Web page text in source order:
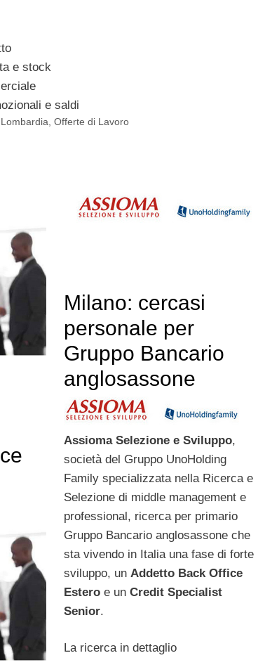
e stock
e saldi
Lombardia ,Offerte di Lavoro
Milano: cercasi
personale per
Gruppo Bancario
anglosassone
Assioma Selezione e Sviluppo,
società del Gruppo UnoHolding
Family specializzata nella Ricerca e
Selezione di middle management e
professional, ricerca per primario
Gruppo Bancario anglosassone che
sta vivendo in Italia una fase di forte
sviluppo, un Addetto Back Office
Esteroe un Credit Specialist
Senior.
La ricerca in dettaglio